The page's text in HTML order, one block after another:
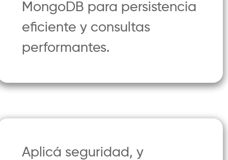
MongoDB para persistencia
eficiente y consultas
performantes.
Aplicá seguridad, y